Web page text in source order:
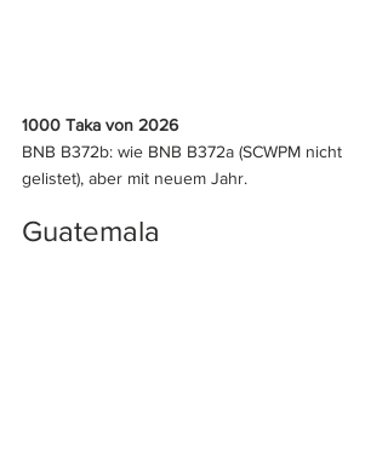
1000 Taka von 2026
BNB B372b: wie BNB B372a (SCWPM nicht
gelistet), aber mit neuem Jahr.
Guatemala